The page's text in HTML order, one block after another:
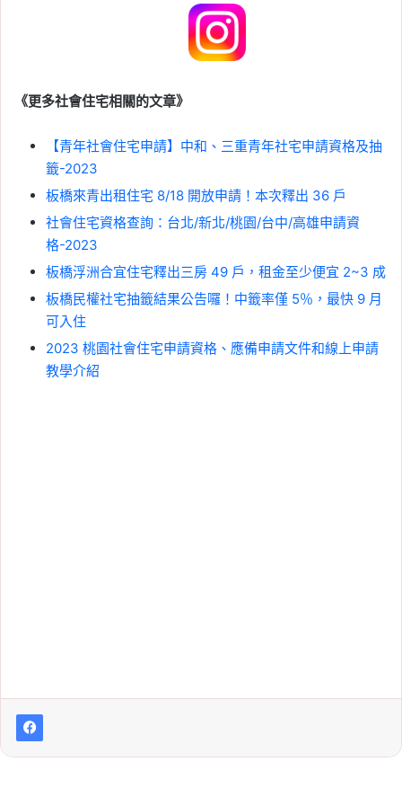
《更多社會住宅相關的文章》
【青年社會住宅申請】中和、三重青年社宅申請資格及抽
籤-2023
板橋來青出租住宅 8/18 開放申請！本次釋出 36 戶
社會住宅資格查詢：台北/新北/桃園/台中/高雄申請資
格-2023
板橋浮洲合宜住宅釋出三房 49 戶，租金至少便宜 2~3 成
板橋民權社宅抽籤結果公告囉！中籤率僅 5％，最快 9 月
可入住
2023 桃園社會住宅申請資格、應備申請文件和線上申請
教學介紹